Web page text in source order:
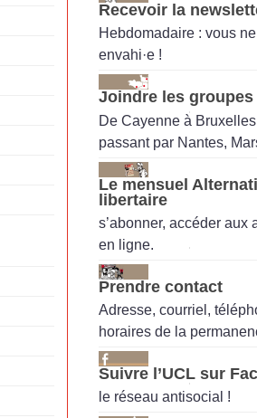
Recevoir la
Hebdomadaire : vous
envahi·e !
Joindre les groupes
De Cayenne à
passant par Nantes,
Le mensuel
libertaire
s’abonner, accéder aux
en ligne.
Prendre contact
Adresse, courriel,
horaires de la
Suivre l’UCL sur
le réseau antisocial !